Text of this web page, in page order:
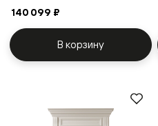
140 099 ₽
В корзину